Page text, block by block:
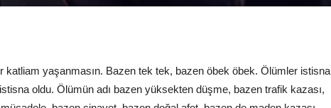
katliam yaşanmasın. Bazen tek tek, bazen öbek öbek. Ölümler istisna
oldu. Ölümün adı bazen yüksekten düşme, bazen trafik kazası,